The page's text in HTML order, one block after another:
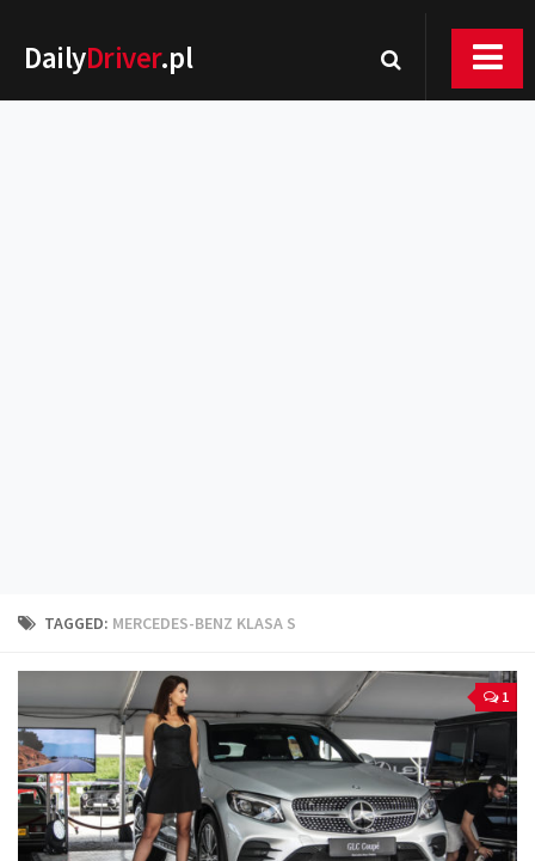
DailyDriver.pl
Technika jazdy
Kalkulatory
Przelicznik mocy
Auto z niemiec
Galerie
TAGGED: MERCEDES-BENZ KLASA S
1